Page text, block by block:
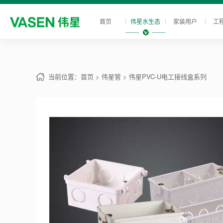
首页 伟星水生态 家装用户 工
当前位置： 首页 > 伟星管 > 伟星PVC-U电工接线盒系列